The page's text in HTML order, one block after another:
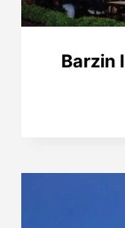
Barzin